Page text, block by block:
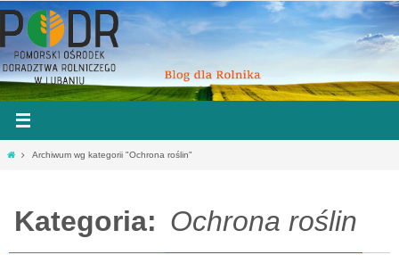
Przejdź
do
treści
StronaArchiwum wg kategorii "Ochrona roślin"
Kategoria: Ochrona roślin